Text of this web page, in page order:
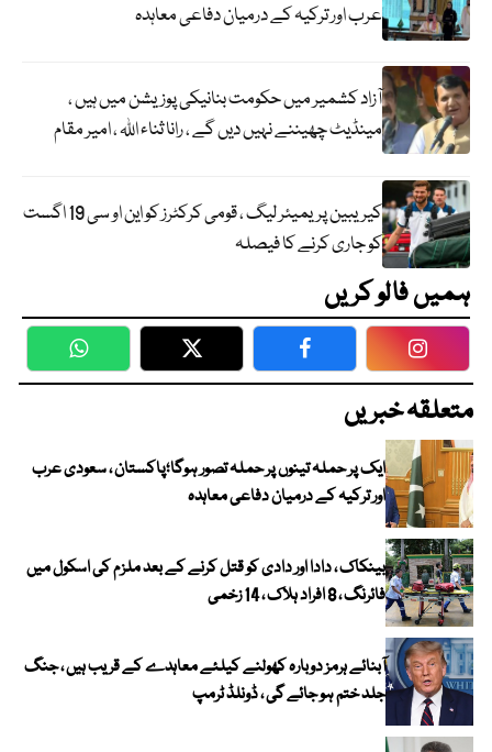
عرب اور ترکیہ کے درمیان دفاعی معاہدہ
آزاد کشمیر میں حکومت بنانیکی پوزیشن میں ہیں ،
مینڈیٹ چھیننے نہیں دیں گے ، رانا ثناء اللہ ، امیر مقام
کیریبین پریمیئر لیگ ، قومی کرکٹرز کو این او سی 19 اگست
کو جاری کرنے کا فیصلہ
ہمیں فالو کریں
WhatsApp Twitter Facebook
متعلقہ خبریں
ایک پر حملہ تینوں پر حملہ تصور ہوگا؛پاکستان ، سعودی عرب
اور ترکیہ کے درمیان دفاعی معاہدہ
بینکاک ، دادا اور دادی کو قتل کرنے کے بعد ملزم کی اسکول میں
فائرنگ ، 8 افراد ہلاک ، 14 زخمی
آبنائے ہرمز دوبارہ کھولنے کیلئے معاہدے کے قریب ہیں ، جنگ
جلد ختم ہو جائے گی ، ڈونلڈ ٹرمپ